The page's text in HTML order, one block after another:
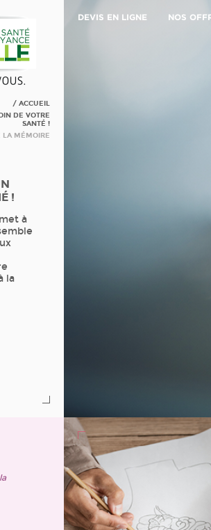
DEVIS EN LIGNE NOS
ACCUEIL
DE VOTRE
SANTÉ !
LA MÉMOIRE
!
à
la